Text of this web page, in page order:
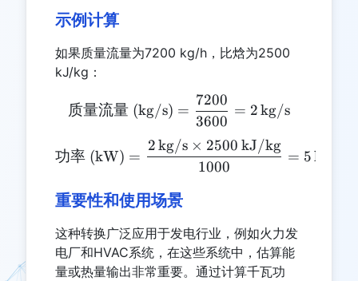
示例计算
如果质量流量为7200 kg/h，比焓为2500
kJ/kg：
\text{质量流量 (kg/s)}
质量流量 (kg/s) =
3600
7200
= 2kg/s
\text{功率 (kW)} =
功率 (kW) =
1000
2kg/s × 2500 kJ/kg
= 5kW
重要性和使用场景
这种转换广泛应用于发电行业，例如火力发
电厂和HVAC系统，在这些系统中，估算能
量或热量输出非常重要。通过计算千瓦功